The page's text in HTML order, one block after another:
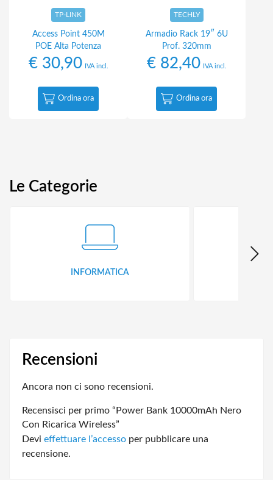
TP-LINK
Access Point 450M
POE Alta Potenza
€30,90 IVA incl.
Ordina ora
TECHLY
Armadio Rack 19″ 6U
Prof. 320mm
€82,40 IVA incl.
Ordina ora
Le Categorie
INFORMATICA
Recensioni
Ancora non ci sono recensioni.
Recensisci per primo “Power Bank 10000mAh Nero
Con Ricarica Wireless”
Devi effettuare l’accesso per pubblicare una
recensione.